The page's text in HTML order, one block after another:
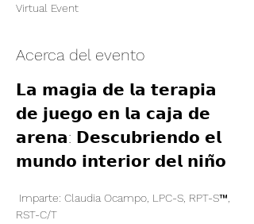
Virtual Event
Acerca del evento
𝗟𝗮 𝗺𝗮𝗴𝗶𝗮 𝗱𝗲 𝗹𝗮 𝘁𝗲𝗿𝗮𝗽𝗶𝗮
𝗱𝗲 𝗷𝘂𝗲𝗴𝗼 𝗲𝗻 𝗹𝗮 𝗰𝗮𝗷𝗮 𝗱𝗲
𝗮𝗿𝗲𝗻𝗮: 𝗗𝗲𝘀𝗰𝘂𝗯𝗿𝗶𝗲𝗻𝗱𝗼 𝗲𝗹
𝗺𝘂𝗻𝗱𝗼 𝗶𝗻𝘁𝗲𝗿𝗶𝗼𝗿 𝗱𝗲𝗹 𝗻𝗶𝗻̃𝗼
RST-C/T